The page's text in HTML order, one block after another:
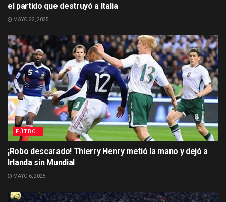
el partido que destruyó a Italia
MAYO 22, 2025
FÚTBOL
¡Robo descarado! Thierry Henry metió la mano y dejó a
Irlanda sin Mundial
MAYO 6, 2025